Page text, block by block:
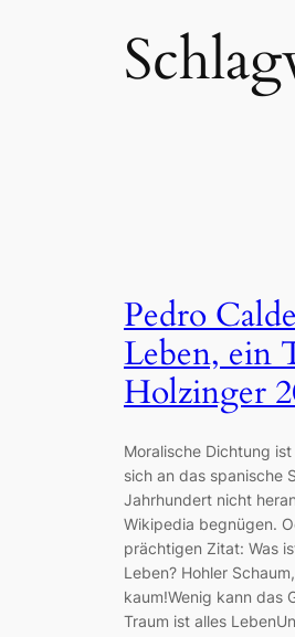
Pedro
Leben, ein
Holzinger
Moralische Dichtung
sich an das spanische
Jahrhundert nicht
Wikipedia begnügen.
prächtigen Zitat: Was
Leben? Hohler
kaum!Wenig kann das
Traum ist alles